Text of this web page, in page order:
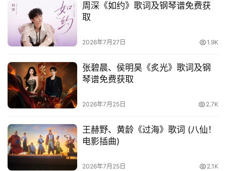
周深《如约》歌词及钢琴谱免费获
取
2026年7月27日 1.9K
张碧晨、侯明昊《炙光》歌词及钢
琴谱免费获取
2026年7月25日 2.7K
王赫野、黄龄《过海》歌词 (八仙！
电影插曲)
2026年7月25日 2.1K